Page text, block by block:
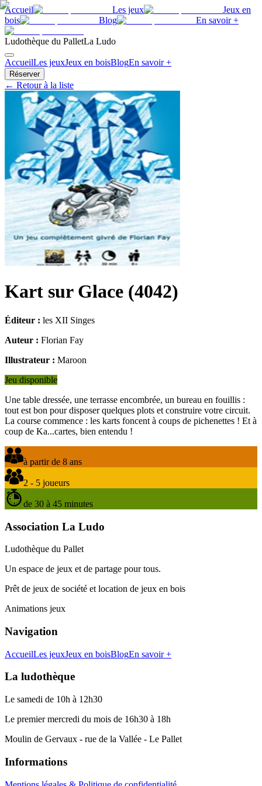
Accueil Les jeux
Jeux en
bois
Blog En savoir +
Ludothèque du PalletLa Ludo
AccueilLes jeuxJeux en boisBlogEn savoir +
Réserver
← Retour à la liste
Kart sur Glace (4042)
Éditeur : les XII Singes
Auteur : Florian Fay
Illustrateur : Maroon
Jeu disponible
Une table dressée, une terrasse encombrée, un bureau en fouillis :
tout est bon pour disposer quelques plots et construire votre circuit.
La course commence : les karts foncent à coups de pichenettes ! Et à
coup de Ka...cartes, bien entendu !
à partir de 8 ans
2 - 5 joueurs
de 30 à 45 minutes
Association La Ludo
Ludothèque du Pallet
Un espace de jeux et de partage pour tous.
Prêt de jeux de société et location de jeux en bois
Animations jeux
Navigation
AccueilLes jeuxJeux en boisBlogEn savoir +
La ludothèque
Le samedi de 10h à 12h30
Le premier mercredi du mois de 16h30 à 18h
Moulin de Gervaux - rue de la Vallée - Le Pallet
Informations